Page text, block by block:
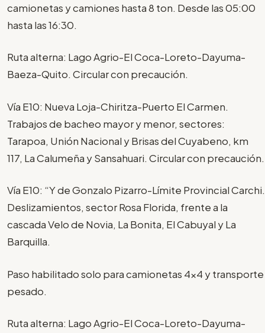
camionetas y camiones hasta 8 ton. Desde las 05:00
hasta las 16:30.
Ruta alterna: Lago Agrio-El Coca-Loreto-Dayuma-
Baeza-Quito. Circular con precaución.
Vía E10: Nueva Loja-Chiritza-Puerto El Carmen.
Trabajos de bacheo mayor y menor, sectores:
Tarapoa, Unión Nacional y Brisas del Cuyabeno, km
117, La Calumeña y Sansahuari. Circular con precaución.
Vía E10: “Y de Gonzalo Pizarro-Límite Provincial Carchi.
Deslizamientos, sector Rosa Florida, frente a la
cascada Velo de Novia, La Bonita, El Cabuyal y La
Barquilla.
Paso habilitado solo para camionetas 4x4 y transporte
pesado.
Ruta alterna: Lago Agrio-El Coca-Loreto-Dayuma-